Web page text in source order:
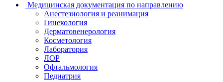
Медицинская документация по направлению
Анестезиология и реанимация
Гинекология
Дерматовенерология
Косметология
Лаборатория
ЛОР
Офтальмология
Педиатрия